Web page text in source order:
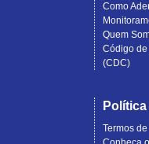
Como
Quem
Código
(CDC)
Termos